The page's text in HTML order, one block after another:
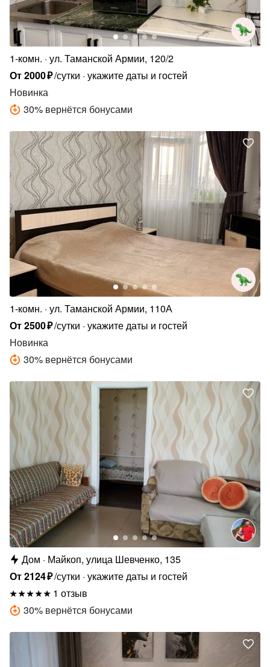
1-комн. ул. Таманской Армии, 120/2
От2000₽/сутки укажите даты и гостей
Новинка
30% вернётся бонусами
1-комн. ул. Таманской Армии, 110А
От2500₽/сутки укажите даты и гостей
Новинка
30% вернётся бонусами
Дом
Майкоп, улица Шевченко, 135
От2124₽/сутки укажите даты и гостей
1 отзыв
30% вернётся бонусами